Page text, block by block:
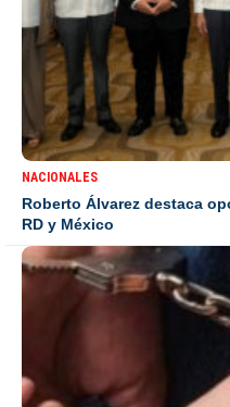
NACIONALES
Roberto Álvarez destaca
RD y México